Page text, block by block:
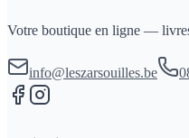
Votre boutique en ligne —
info@leszarsouilles.be